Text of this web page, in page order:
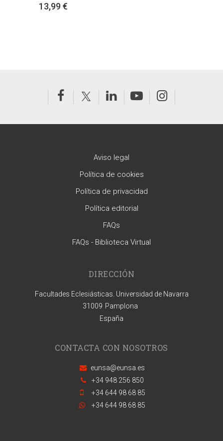
13,99 €
Aviso legal
Política de cookies
Política de privacidad
Política editorial
FAQs
FAQs - Biblioteca Virtual
DIRECCIÓN
Facultades Eclesiásticas. Universidad de Navarra
31009 Pamplona
España
CONTACTA CON NOSOTROS
eunsa@eunsa.es
+34 948 256 850
+34 644 98 68 85
+34 644 98 68 85